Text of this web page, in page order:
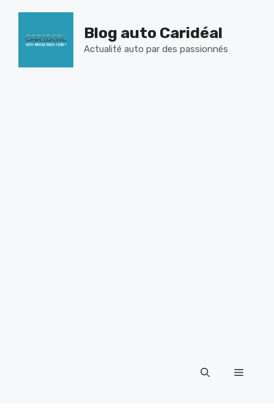
contenu
Blog auto Caridéal
Actualité auto par des passionnés
Menu